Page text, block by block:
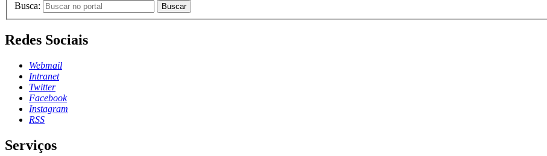
Busca: Buscar
Redes Sociais
Webmail
Intranet
Twitter
Facebook
Instagram
RSS
Serviços